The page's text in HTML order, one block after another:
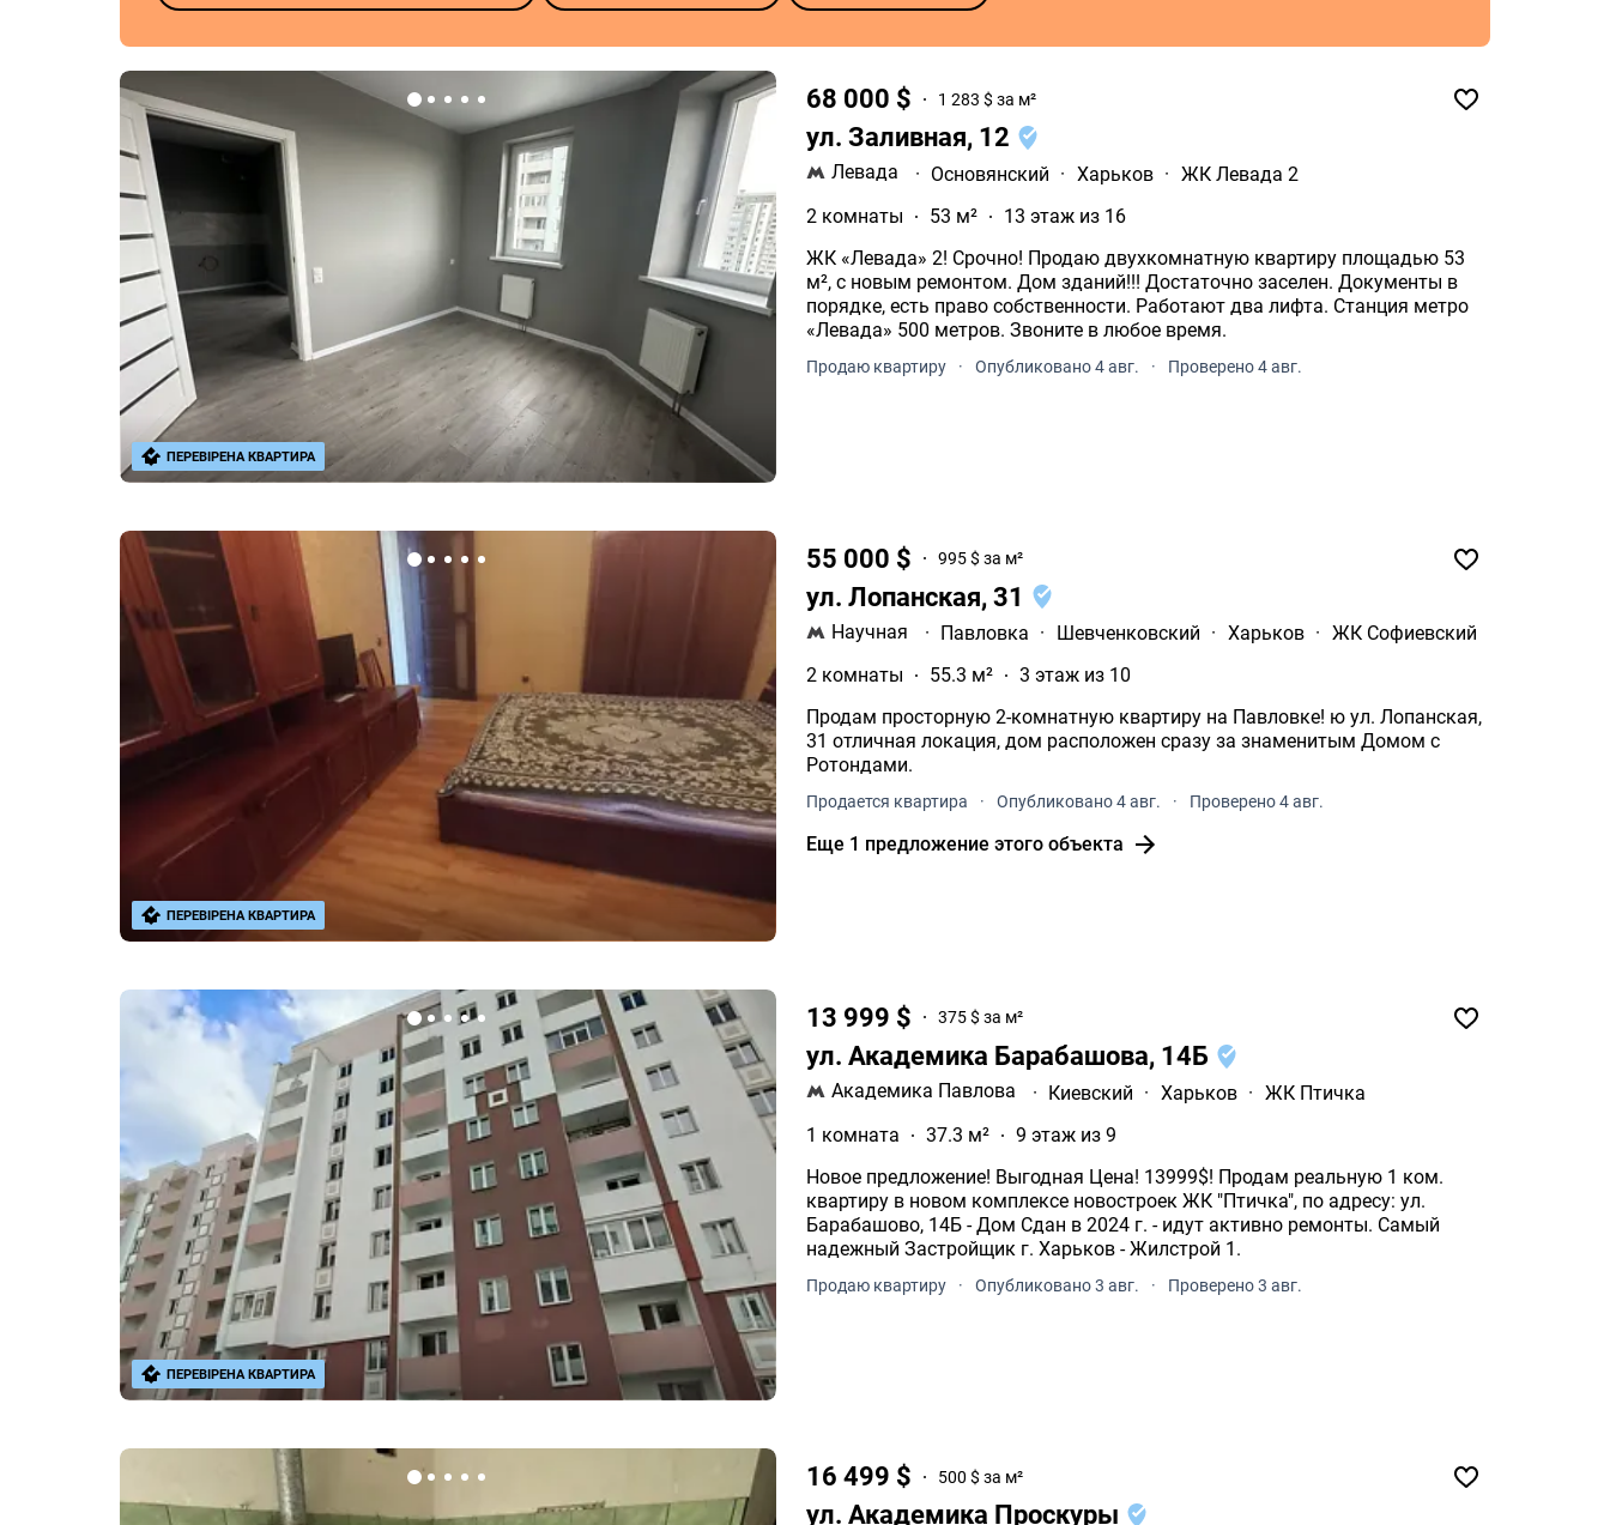
68 000 $ 1 283 $ за м²
ул. Заливная, 12
Левада · Основянский · Харьков · ЖК Левада 2
2 комнаты
53 м²
13 этаж из 16
ЖК «Левада» 2! Срочно! Продаю двухкомнатную квартиру площадью 53
м², с новым ремонтом. Дом зданий!!! Достаточно заселен. Документы в
порядке, есть право собственности. Работают два лифта. Станция метро
«Левада» 500 метров. Звоните в любое время.
Продаю квартиру · Опубликовано 4 авг. · Проверено 4 авг.
ПЕРЕВІРЕНА КВАРТИРА
55 000 $ 995 $ за м²
ул. Лопанская, 31
Научная · Павловка · Шевченковский · Харьков · ЖК Софиевский
2 комнаты
55.3 м²
3 этаж из 10
Продам просторную 2-комнатную квартиру на Павловке! ю ул. Лопанская,
31 отличная локация, дом расположен сразу за знаменитым Домом с
Ротондами.
Продается квартира · Опубликовано 4 авг. · Проверено 4 авг.
Еще 1 предложение этого объекта
ПЕРЕВІРЕНА КВАРТИРА
13 999 $ 375 $ за м²
ул. Академика Барабашова, 14Б
Академика Павлова · Киевский · Харьков · ЖК Птичка
1 комната
37.3 м²
9 этаж из 9
Новое предложение! Выгодная Цена! 13999$! Продам реальную 1 ком.
квартиру в новом комплексе новостроек ЖК "Птичка", по адресу: ул.
Барабaшовo, 14Б - Дом Сдан в 2024 г. - идут активно ремонты. Самый
надежный Застройщик г. Харьков - Жилстрой 1.
Продаю квартиру · Опубликовано 3 авг. · Проверено 3 авг.
ПЕРЕВІРЕНА КВАРТИРА
16 499 $ 500 $ за м²
ул. Академика Проскуры